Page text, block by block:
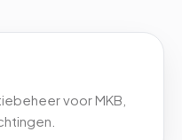
voor MKB,